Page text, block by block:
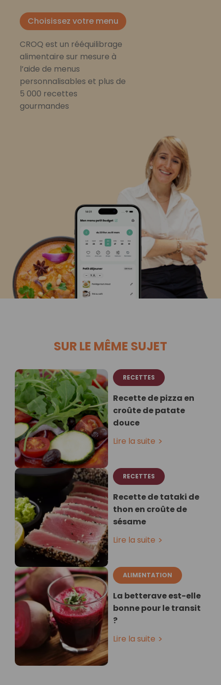
Choisissez votre menu
CROQ est un rééquilibrage
alimentaire sur mesure à
l’aide de menus
personnalisables et plus de
5 000 recettes
gourmandes
SUR LE MÊME SUJET
RECETTES
Recette de pizza en
croûte de patate
douce
Lire la suite
RECETTES
Recette de tataki de
thon en croûte de
sésame
Lire la suite
ALIMENTATION
La betterave est-elle
bonne pour le transit
?
Lire la suite